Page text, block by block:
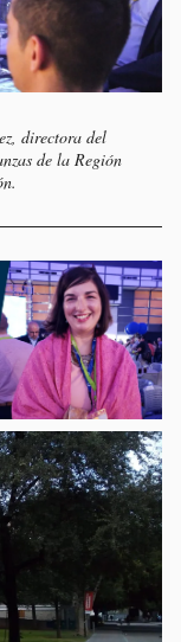
directora del
de la Región